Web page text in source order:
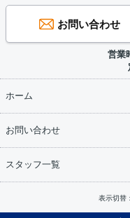
お問い合わせ
営業
ホーム
お問い合わせ
スタッフ一覧
表示切替：